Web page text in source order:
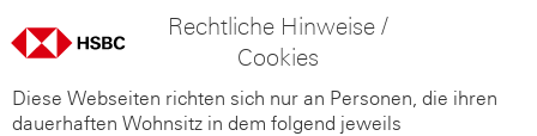
Rechtliche Hinweise /
Cookies
Diese Webseiten richten sich nur an Personen, die ihren
dauerhaften Wohnsitz in dem folgend jeweils